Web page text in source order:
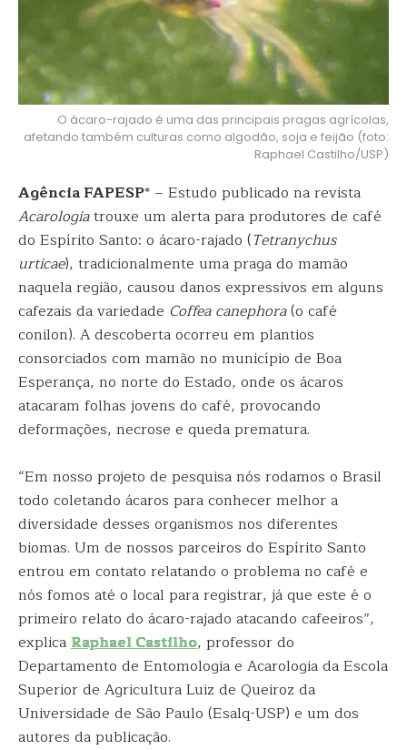
O ácaro-rajado é uma das principais pragas agrícolas,
afetando também culturas como algodão, soja e feijão (foto:
Raphael Castilho/USP)
Agência FAPESP* – Estudo publicado na revista
Acarologiatrouxe um alerta para produtores de café
do Espírito Santo: o ácaro-rajado (Tetranychus
urticae), tradicionalmente uma praga do mamão
naquela região, causou danos expressivos em alguns
cafezais da variedade Coffea canephora(o café
conilon). A descoberta ocorreu em plantios
consorciados com mamão no município de Boa
Esperança, no norte do Estado, onde os ácaros
atacaram folhas jovens do café, provocando
deformações, necrose e queda prematura.
“Em nosso projeto de pesquisa nós rodamos o Brasil
todo coletando ácaros para conhecer melhor a
diversidade desses organismos nos diferentes
biomas. Um de nossos parceiros do Espírito Santo
entrou em contato relatando o problema no café e
nós fomos até o local para registrar, já que este é o
primeiro relato do ácaro-rajado atacando cafeeiros”,
explicaRaphael Castilho, professor do
Departamento de Entomologia e Acarologia da Escola
Superior de Agricultura Luiz de Queiroz da
Universidade de São Paulo (Esalq-USP) e um dos
autores da publicação.